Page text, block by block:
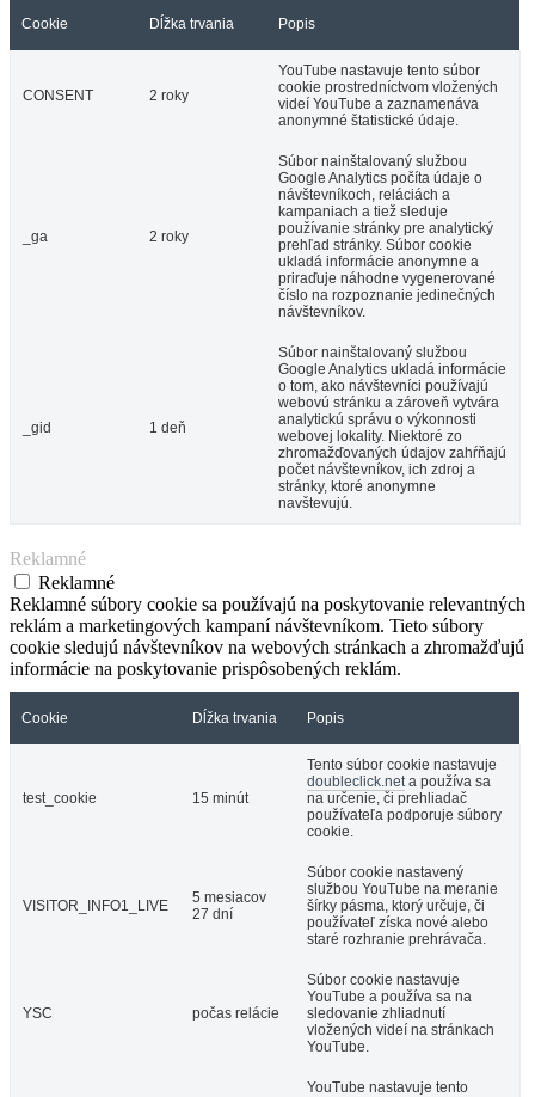
Cookie Dĺžka trvania Popis
CONSENT 2 roky
YouTube nastavuje tento súbor
cookie prostredníctvom vložených
videí YouTube a zaznamenáva
anonymné štatistické údaje.
_ga 2 roky
Súbor nainštalovaný službou
Google Analytics počíta údaje o
návštevníkoch, reláciách a
kampaniach a tiež sleduje
používanie stránky pre analytický
prehľad stránky. Súbor cookie
ukladá informácie anonymne a
priraďuje náhodne vygenerované
číslo na rozpoznanie jedinečných
návštevníkov.
_gid 1 deň
Súbor nainštalovaný službou
Google Analytics ukladá informácie
o tom, ako návštevníci používajú
webovú stránku a zároveň vytvára
analytickú správu o výkonnosti
webovej lokality. Niektoré zo
zhromažďovaných údajov zahŕňajú
počet návštevníkov, ich zdroj a
stránky, ktoré anonymne
navštevujú.
Reklamné
Reklamné
Reklamné súbory cookie sa používajú na poskytovanie relevantných
reklám a marketingových kampaní návštevníkom. Tieto súbory
cookie sledujú návštevníkov na webových stránkach a zhromažďujú
informácie na poskytovanie prispôsobených reklám.
Cookie Dĺžka trvania Popis
test_cookie 15 minút
Tento súbor cookie nastavuje
doubleclick.neta používa sa
na určenie, či prehliadač
používateľa podporuje súbory
cookie.
VISITOR_INFO1_LIVE
5 mesiacov
27 dní
Súbor cookie nastavený
službou YouTube na meranie
šírky pásma, ktorý určuje, či
používateľ získa nové alebo
staré rozhranie prehrávača.
YSC počas relácie
Súbor cookie nastavuje
YouTube a používa sa na
sledovanie zhliadnutí
vložených videí na stránkach
YouTube.
YouTube nastavuje tento